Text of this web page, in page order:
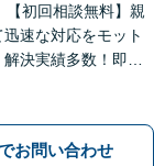
【初回相談無料】親
速な対応をモット
決実績多数！即時
を明確にし、納得の
う支援いたします
お問い合わせ